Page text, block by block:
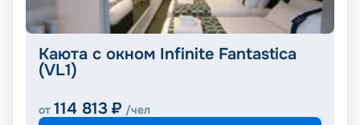
Каюта с окном Infinite Fantastica
(VL1)
от 114 813 ₽ /чел